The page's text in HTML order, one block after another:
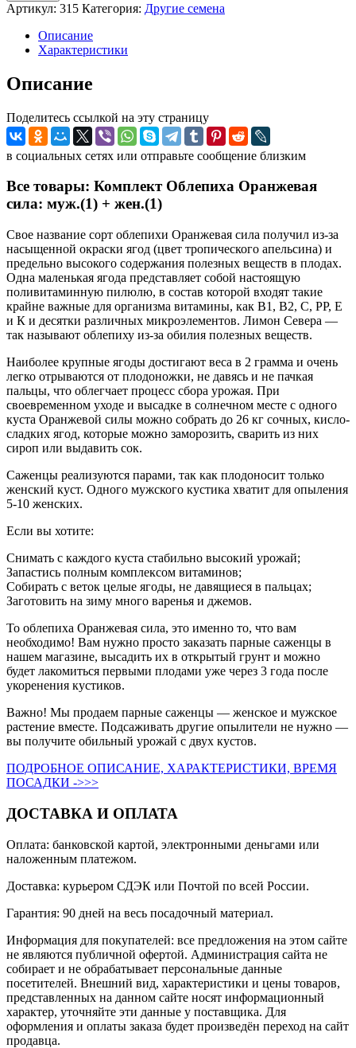
Артикул: 315 Категория: Другие семена
Описание
Характеристики
Описание
Поделитесь ссылкой на эту страницу
в социальных сетях или отправьте сообщение близким
Все товары: Комплект Облепиха Оранжевая
сила: муж.(1) + жен.(1)
Свое название сорт облепихи Оранжевая сила получил из-за
насыщенной окраски ягод (цвет тропического апельсина) и
предельно высокого содержания полезных веществ в плодах.
Одна маленькая ягода представляет собой настоящую
поливитаминную пилюлю, в состав которой входят такие
крайне важные для организма витамины, как В1, В2, С, РР, Е
и К и десятки различных микроэлементов. Лимон Севера —
так называют облепиху из-за обилия полезных веществ.
Наиболее крупные ягоды достигают веса в 2 грамма и очень
легко отрываются от плодоножки, не давясь и не пачкая
пальцы, что облегчает процесс сбора урожая. При
своевременном уходе и высадке в солнечном месте с одного
куста Оранжевой силы можно собрать до 26 кг сочных, кисло-
сладких ягод, которые можно заморозить, сварить из них
сироп или выдавить сок.
Саженцы реализуются парами, так как плодоносит только
женский куст. Одного мужского кустика хватит для опыления
5-10 женских.
Если вы хотите:
Снимать с каждого куста стабильно высокий урожай;
Запастись полным комплексом витаминов;
Собирать с веток целые ягоды, не давящиеся в пальцах;
Заготовить на зиму много варенья и джемов.
То облепиха Оранжевая сила, это именно то, что вам
необходимо! Вам нужно просто заказать парные саженцы в
нашем магазине, высадить их в открытый грунт и можно
будет лакомиться первыми плодами уже через 3 года после
укоренения кустиков.
Важно! Мы продаем парные саженцы — женское и мужское
растение вместе. Подсаживать другие опылители не нужно —
вы получите обильный урожай с двух кустов.
ПОДРОБНОЕ ОПИСАНИЕ, ХАРАКТЕРИСТИКИ, ВРЕМЯ
ПОСАДКИ ->>>
ДОСТАВКА И ОПЛАТА
Оплата: банковской картой, электронными деньгами или
наложенным платежом.
Доставка: курьером СДЭК или Почтой по всей России.
Гарантия: 90 дней на весь посадочный материал.
Информация для покупателей: все предложения на этом сайте
не являются публичной офертой. Администрация сайта не
собирает и не обрабатывает персональные данные
посетителей. Внешний вид, характеристики и цены товаров,
представленных на данном сайте носят информационный
характер, уточняйте эти данные у поставщика. Для
оформления и оплаты заказа будет произведён переход на сайт
продавца.